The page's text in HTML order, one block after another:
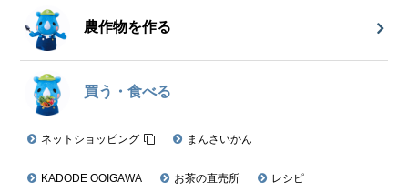
農作物を作る
買う・食べる
ネットショッピング まんさいかん
KADODE OOIGAWA お茶の直売所 レシピ